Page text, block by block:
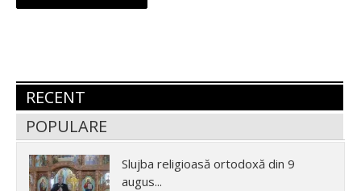
RECENT
POPULARE
Slujba religioasă ortodoxă din 9
augus...